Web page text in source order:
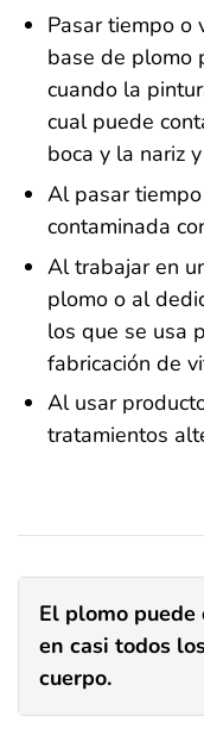
Pasar tiempo o
base de plomo
cuando la
cual puede
boca y la nariz
Al pasar
contaminada
Al trabajar en
plomo o al
los que se usa
fabricación de
Al usar
tratamientos
El plomo puede
en casi todos
cuerpo.